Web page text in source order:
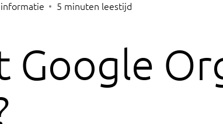
informatie 5 minuten leestijd
Google